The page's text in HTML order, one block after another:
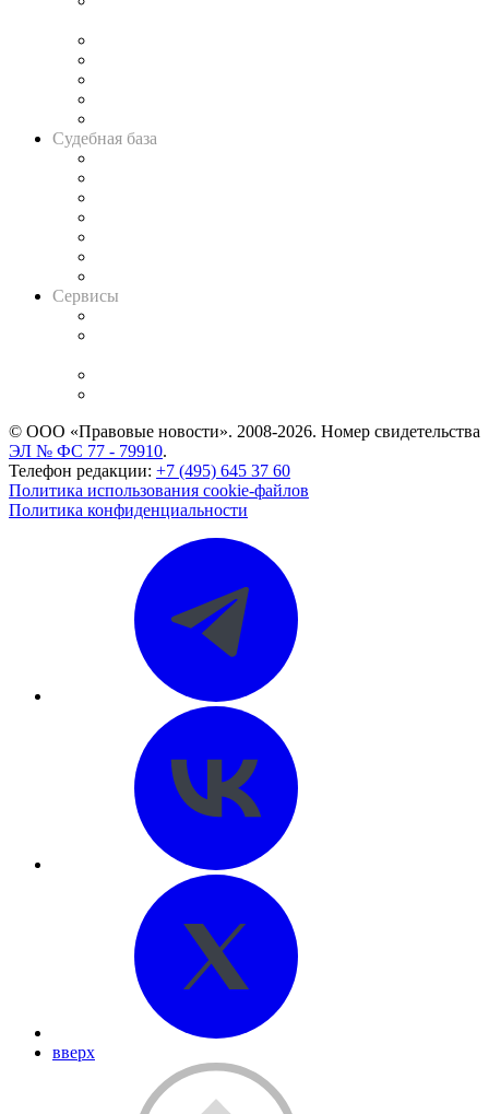
Судебная база
Сервисы
© ООО «Правовые новости». 2008-2026. Номер свидетельства
ЭЛ № ФС 77 - 79910.
Телефон редакции: +7 (495) 645 37 60
Политика использования cookie-файлов
Политика конфиденциальности
вверх